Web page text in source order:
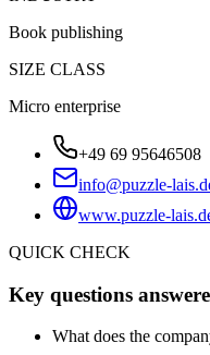
Book publishing
SIZE CLASS
Micro enterprise
+49 69 95646508
info@puzzle-
www.puzzle-
QUICK CHECK
Key questions
What does the